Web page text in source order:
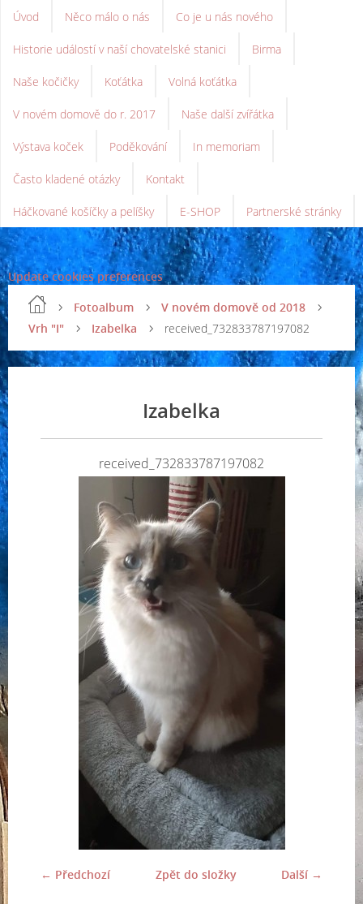
Úvod Něco málo o nás Co je u nás nového
Historie událostí v naší chovatelské stanici Birma
Naše kočičky Koťátka Volná koťátka
V novém domově do r. 2017 Naše další zvířátka
Výstava koček Poděkování In memoriam
Často kladené otázky Kontakt
Háčkované košíčky a pelíšky E-SHOP Partnerské stránky
Update cookies preferences
Fotoalbum
V novém domově od 2018
Vrh "I"
Izabelka received_732833787197082
Izabelka
received_732833787197082
← Předchozí Další →
Zpět do složky